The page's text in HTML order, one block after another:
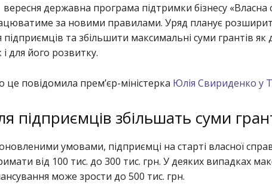
вересня державна програма підтримки бізнесу «Власна
за новими правилами. Уряд планує
підприємців та збільшити максимальні суми грантів як
і для його розвитку.
це повідомила прем’єр-міністерка Юлія Свириденко у
підприємців збільшать суми
умовами, підприємці на старті власної
від 100 тис. до 300 тис. грн. У деяких випадках
може зрости до 500 тис. грн.